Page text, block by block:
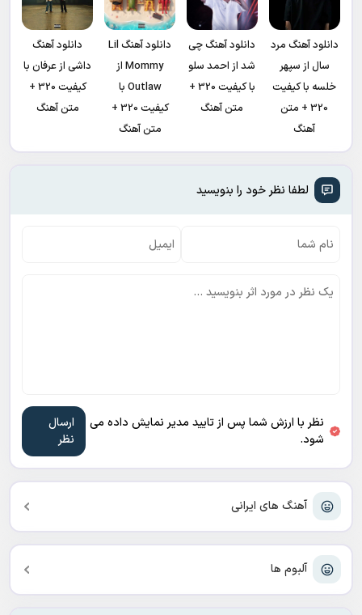
آهنگ های ایرانی
آلبوم ها
دانلود آهنگ مرد
سال از سپهر
خلسه با کیفیت
320 + متن
آهنگ
دانلود آهنگ چی
شد از احمد سلو
با کیفیت 320 +
متن آهنگ
دانلود آهنگ Lil
Mommy از
Outlaw با
کیفیت 320 +
متن آهنگ
دانلود آهنگ
داشی از عرفان با
کیفیت 320 +
متن آهنگ
لطفا نظر خود را بنویسید
نظر با ارزش شما پس از تایید مدیر نمایش داده می
شود.